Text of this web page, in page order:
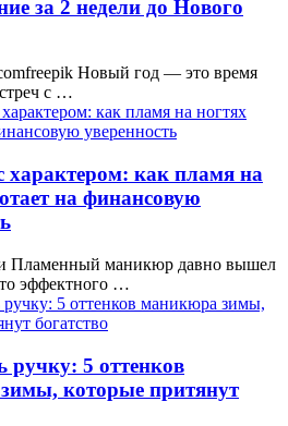
за 2 недели до Нового
Новый год — это время
с …
как пламя на
на финансовую
Пламенный маникюр давно вышел
эффектного …
ручку: 5 оттенков
которые притянут